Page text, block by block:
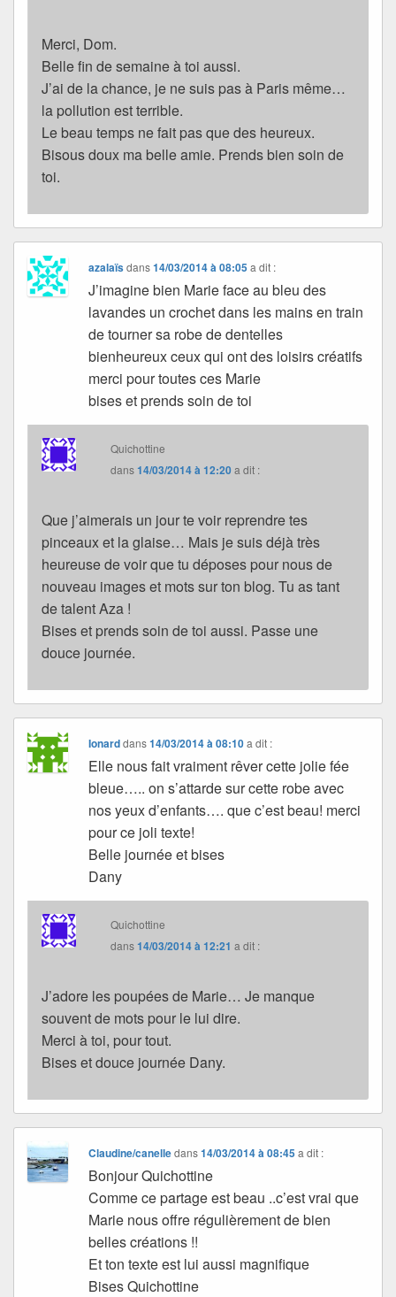
Merci, Dom.
Belle fin de semaine à toi aussi.
J’ai de la chance, je ne suis pas à Paris même…
la pollution est terrible.
Le beau temps ne fait pas que des heureux.
Bisous doux ma belle amie. Prends bien soin de
toi.
azalaïsdans14/03/2014 à 08:05 a dit :
J’imagine bien Marie face au bleu des
lavandes un crochet dans les mains en train
de tourner sa robe de dentelles
bienheureux ceux qui ont des loisirs créatifs
merci pour toutes ces Marie
bises et prends soin de toi
Quichottine
dans14/03/2014 à 12:20a dit :
Que j’aimerais un jour te voir reprendre tes
pinceaux et la glaise… Mais je suis déjà très
heureuse de voir que tu déposes pour nous de
nouveau images et mots sur ton blog. Tu as tant
de talent Aza !
Bises et prends soin de toi aussi. Passe une
douce journée.
Ionarddans14/03/2014 à 08:10 a dit :
Elle nous fait vraiment rêver cette jolie fée
bleue….. on s’attarde sur cette robe avec
nos yeux d’enfants…. que c’est beau! merci
pour ce joli texte!
Belle journée et bises
Dany
Quichottine
dans14/03/2014 à 12:21 a dit :
J’adore les poupées de Marie… Je manque
souvent de mots pour le lui dire.
Merci à toi, pour tout.
Bises et douce journée Dany.
Claudine/canelledans14/03/2014 à 08:45 a dit :
Bonjour Quichottine
Comme ce partage est beau ..c’est vrai que
Marie nous offre régulièrement de bien
belles créations !!
Et ton texte est lui aussi magnifique
Bises Quichottine